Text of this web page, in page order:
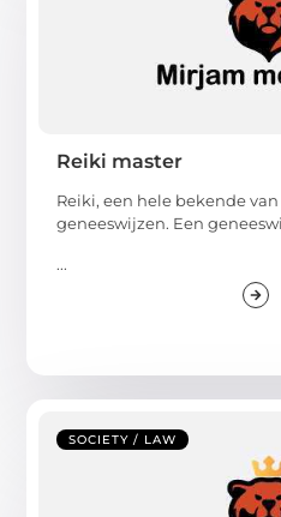
Reiki master
Reiki, een hele bekende
geneeswijzen. Een
...
SOCIETY / LAW